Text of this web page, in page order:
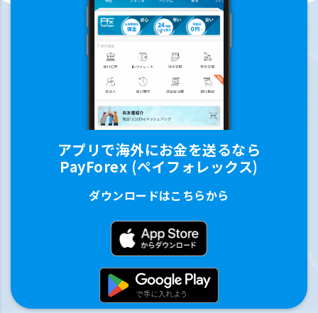
アプリで海外にお金を送るなら
PayForex (ペイフォレックス)
ダウンロードはこちらから